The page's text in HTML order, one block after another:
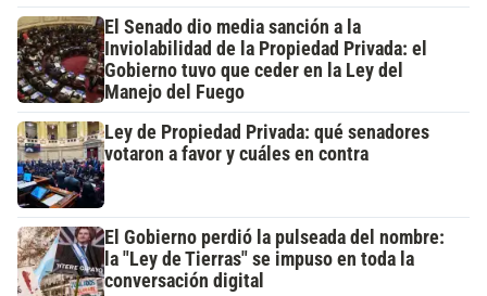
El Senado dio media sanción a la
Inviolabilidad de la Propiedad Privada: el
Gobierno tuvo que ceder en la Ley del
Manejo del Fuego
Ley de Propiedad Privada: qué senadores
votaron a favor y cuáles en contra
El Gobierno perdió la pulseada del nombre:
la "Ley de Tierras" se impuso en toda la
conversación digital